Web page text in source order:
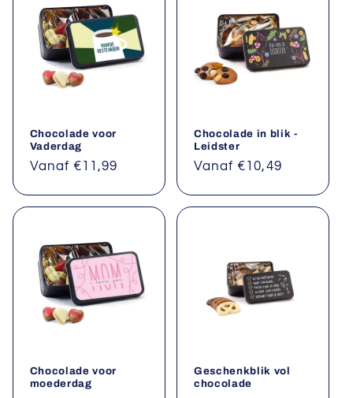
Chocolade voor
Vaderdag
Normale
Vanaf €11,99
Chocolade in blik -
Leidster
Normale
Vanaf €10,49
Chocolade voor
moederdag
Geschenkblik vol
chocolade